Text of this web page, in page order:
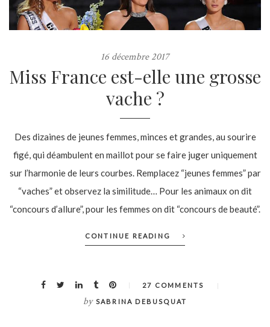
16 décembre 2017
Miss France est-elle une grosse
vache ?
Des dizaines de jeunes femmes, minces et grandes, au sourire
figé, qui déambulent en maillot pour se faire juger uniquement
sur l’harmonie de leurs courbes. Remplacez “jeunes femmes” par
“vaches” et observez la similitude… Pour les animaux on dit
“concours d’allure”, pour les femmes on dit “concours de beauté”.
CONTINUE READING
27 COMMENTS
by SABRINA DEBUSQUAT